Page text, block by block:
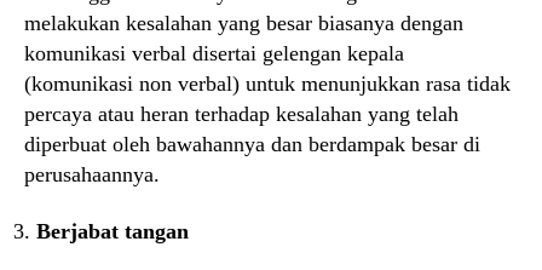
melakukan kesalahan yang besar biasanya dengan
komunikasi verbal disertai gelengan kepala
(komunikasi non verbal) untuk menunjukkan rasa tidak
percaya atau heran terhadap kesalahan yang telah
diperbuat oleh bawahannya dan berdampak besar di
perusahaannya.
Berjabat tangan